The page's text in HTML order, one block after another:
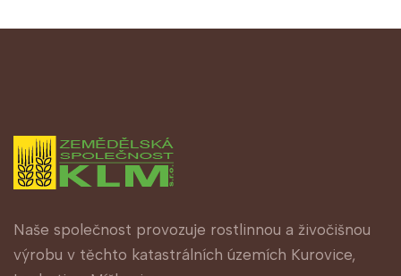
Naše společnost provozuje rostlinnou a živočišnou
výrobu v těchto katastrálních územích Kurovice,